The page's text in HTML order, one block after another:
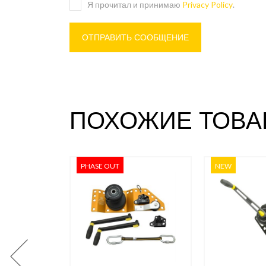
Я прочитал и принимаю Privacy Policy.
ПОХОЖИЕ
PHASE OUT NEW